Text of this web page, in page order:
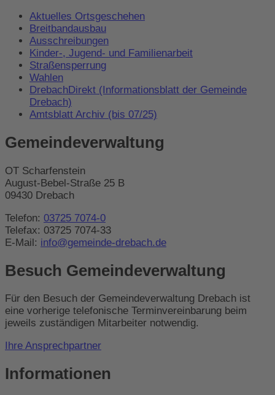
Aktuelles Ortsgeschehen
Breitbandausbau
Ausschreibungen
Kinder-, Jugend- und Familienarbeit
Straßensperrung
Wahlen
DrebachDirekt (Informationsblatt der Gemeinde
Drebach)
Amtsblatt Archiv (bis 07/25)
Gemeindeverwaltung
OT Scharfenstein
August-Bebel-Straße 25 B
09430 Drebach
Telefon: 03725 7074-0
Telefax: 03725 7074-33
E-Mail: info@gemeinde-drebach.de
Besuch Gemeindeverwaltung
Für den Besuch der Gemeindeverwaltung Drebach ist
eine vorherige telefonische Terminvereinbarung beim
jeweils zuständigen Mitarbeiter notwendig.
Ihre Ansprechpartner
Informationen